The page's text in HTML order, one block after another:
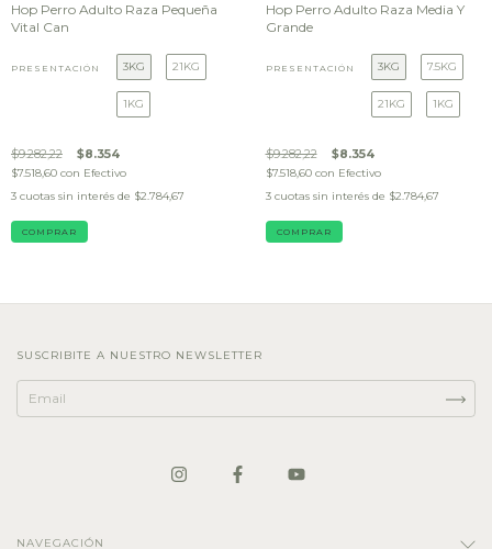
Hop Perro Adulto Raza Pequeña
Vital Can
PRESENTACIÓN 3KG 21KG
1KG
$9.282,22 $8.354
$7.518,60 con Efectivo
3 cuotas sin interés de $2.784,67
COMPRAR
Hop Perro Adulto Raza Media Y
Grande
PRESENTACIÓN 3KG 7.5KG
21KG 1KG
$9.282,22 $8.354
$7.518,60 con Efectivo
3 cuotas sin interés de $2.784,67
COMPRAR
SUSCRIBITE A NUESTRO NEWSLETTER
NAVEGACIÓN